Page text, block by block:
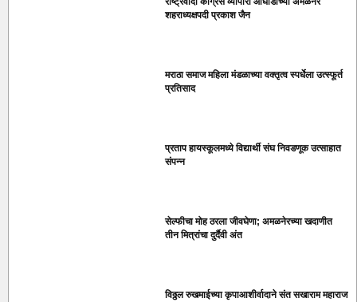
शहराध्यक्षपदी प्रकाश जैन
मराठा समाज महिला मंडळाच्या वक्तृत्व स्पर्धेला उत्स्फूर्त
प्रतिसाद
प्रताप हायस्कूलमध्ये विद्यार्थी संघ निवडणूक उत्साहात
संपन्न
सेल्फीचा मोह ठरला जीवघेणा; अमळनेरच्या खदाणीत
तीन मित्रांचा दुर्दैवी अंत
विठ्ठल रुखमाईच्या कृपाआशीर्वादाने संत सखाराम महाराज